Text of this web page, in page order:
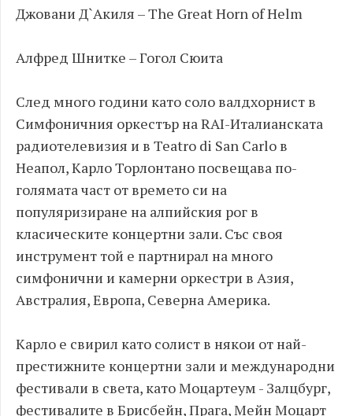
Джовани Д`Aкиля – The Great Horn of Helm
Алфред Шнитке – Гогол Сюита
След много години като соло валдхорнист в
Симфоничния оркестър на RAI-Италианската
радиотелевизия и в Teatro di San Carlo в
Неапол, Карло Торлонтано посвещава по-
голямата част от времето си на
популяризиране на алпийския рог в
класическите концертни зали. Със своя
инструмент той е партнирал на много
симфонични и камерни оркестри в Азия,
Австралия, Европа, Северна Америка.
Карло е свирил като солист в някои от най-
престижните концертни зали и международни
фестивали в света, като Моцартеум - Залцбург,
фестивалите в Брисбейн, Прага, Мейн Моцарт